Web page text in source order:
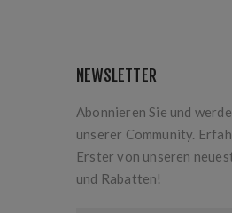
NEWSLETTER
Abonnieren Sie und
unserer Community.
Erster von unseren
und Rabatten!